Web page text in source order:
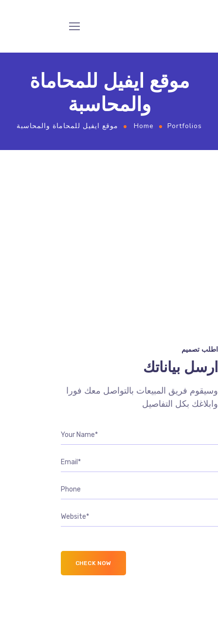
موقع ايفيل للمحاماة
والمحاسبة
Home Portfolios موقع ايفيل للمحاماة والمحاسبة
اطلب تصميم
ارسل بياناتك
وسيقوم فريق المبيعات بالتواصل معك فورا
وابلاغك بكل التفاصيل